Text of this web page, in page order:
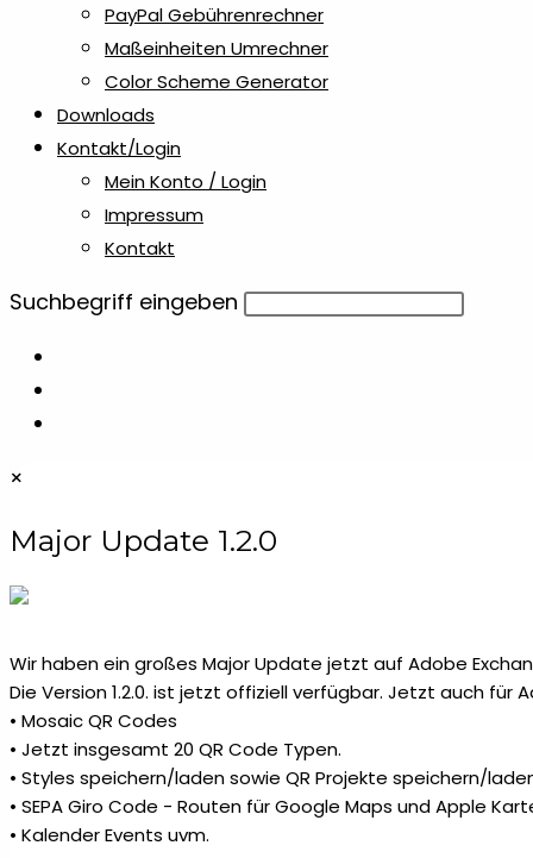
PayPal Gebührenrechner
Maßeinheiten Umrechner
Color Scheme Generator
Downloads
Kontakt/Login
Mein Konto / Login
Impressum
Kontakt
Diese
durchsuchen
Suchbegriff eingeben
×
Major Update 1.2.0
Wir haben ein großes Major Update jetzt auf Adobe
Die Version 1.2.0. ist jetzt offiziell verfügbar. Jetzt auch für
• Mosaic QR Codes
• Jetzt insgesamt 20 QR Code Typen.
• Styles speichern/laden sowie QR Projekte speichern/
• SEPA Giro Code - Routen für Google Maps und Apple
• Kalender Events uvm.